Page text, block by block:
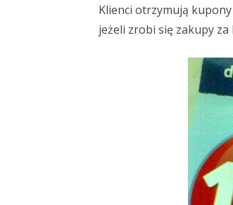
Klienci otrzymują
jeżeli zrobi się zakupy za